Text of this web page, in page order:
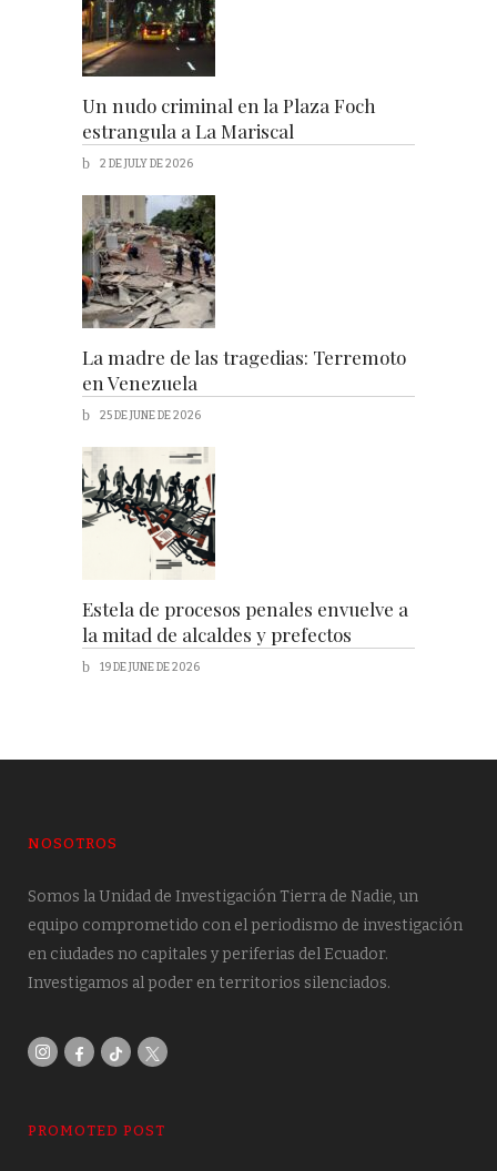
Un nudo criminal en la Plaza Foch
estrangula a La Mariscal
2 DE JULY DE 2026
La madre de las tragedias: Terremoto
en Venezuela
25 DE JUNE DE 2026
Estela de procesos penales envuelve a
la mitad de alcaldes y prefectos
19 DE JUNE DE 2026
NOSOTROS
Somos la Unidad de Investigación Tierra de Nadie, un
equipo comprometido con el periodismo de investigación
en ciudades no capitales y periferias del Ecuador.
Investigamos al poder en territorios silenciados.
PROMOTED POST